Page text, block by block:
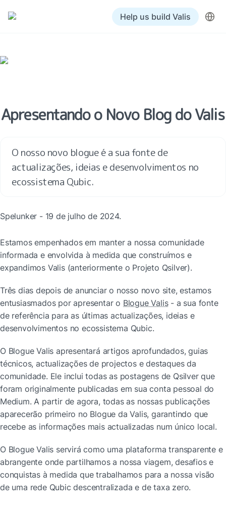
Help us build Valis
Apresentando o Novo Blog do Valis
O nosso novo blogue é a sua fonte de
actualizações, ideias e desenvolvimentos no
ecossistema Qubic.
Spelunker - 19 de julho de 2024.
Estamos empenhados em manter a nossa comunidade
informada e envolvida à medida que construímos e
expandimos Valis (anteriormente o Projeto Qsilver).
Três dias depois de anunciar o nosso novo site, estamos
entusiasmados por apresentar o Blogue Valis - a sua fonte
de referência para as últimas actualizações, ideias e
desenvolvimentos no ecossistema Qubic.
O Blogue Valis apresentará artigos aprofundados, guias
técnicos, actualizações de projectos e destaques da
comunidade. Ele inclui todas as postagens de Qsilver que
foram originalmente publicadas em sua conta pessoal do
Medium. A partir de agora, todas as nossas publicações
aparecerão primeiro no Blogue da Valis, garantindo que
recebe as informações mais actualizadas num único local.
O Blogue Valis servirá como uma plataforma transparente e
abrangente onde partilhamos a nossa viagem, desafios e
conquistas à medida que trabalhamos para a nossa visão
de uma rede Qubic descentralizada e de taxa zero.